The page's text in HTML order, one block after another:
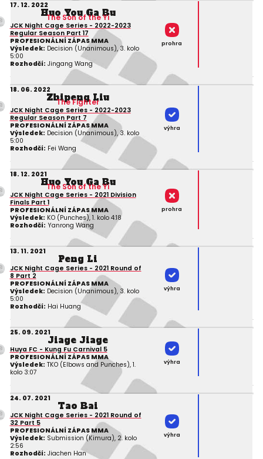
17. 12. 2022
Huo You Ga Bu
The Son of the Yi
JCK Night Cage Series - 2022-2023
Regular Season Part 17
PROFESIONÁLNÍ ZÁPAS MMA
Výsledek: Decision (Unanimous), 3. kolo
5:00
Rozhodčí: Jingang Wang
prohra
18. 06. 2022
Zhipeng Liu
The Fighter
JCK Night Cage Series - 2022-2023
Regular Season Part 7
PROFESIONÁLNÍ ZÁPAS MMA
Výsledek: Decision (Unanimous), 3. kolo
5:00
Rozhodčí: Fei Wang
výhra
18. 12. 2021
Huo You Ga Bu
The Son of the Yi
JCK Night Cage Series - 2021 Division
Finals Part 1
PROFESIONÁLNÍ ZÁPAS MMA
Výsledek: KO (Punches), 1. kolo 4:18
Rozhodčí: Yanrong Wang
prohra
13. 11. 2021
Peng Li
JCK Night Cage Series - 2021 Round of
8 Part 2
PROFESIONÁLNÍ ZÁPAS MMA
Výsledek: Decision (Unanimous), 3. kolo
5:00
Rozhodčí: Hai Huang
výhra
25. 09. 2021
Jiage Jiage
Huya FC - Kung Fu Carnival 5
PROFESIONÁLNÍ ZÁPAS MMA
Výsledek: TKO (Elbows and Punches), 1.
kolo 3:07
výhra
24. 07. 2021
Tao Bai
JCK Night Cage Series - 2021 Round of
32 Part 5
PROFESIONÁLNÍ ZÁPAS MMA
Výsledek: Submission (Kimura), 2. kolo
2:56
Rozhodčí: Jiachen Han
výhra